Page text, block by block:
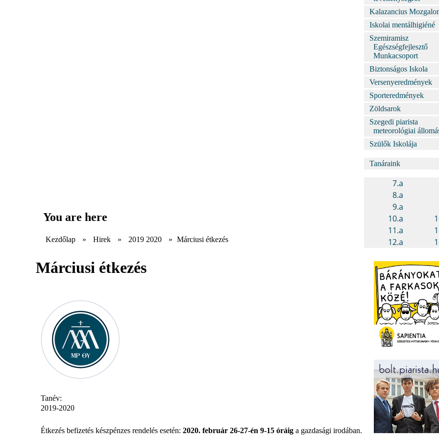
You are here
Kezdőlap » Hirek » 2019 2020 » Márciusi étkezés
Márciusi étkezés
Tanév:
2019-2020
Étkezés befizetés készpénzes rendelés esetén: 2020. február 26-27-én 9-15 óráig a gazdasági irodában.
Kalazancius
Iskolai mentálhigiéné
Szemiramisz
Egészségfejlesztő
Munkacsoport
Biztonságos Iskola
Versenyeredmények
Sporteredmények
Zöldsarok
Szegedi piarista
meteorológiai
Szülők Iskolája
Tanáraink